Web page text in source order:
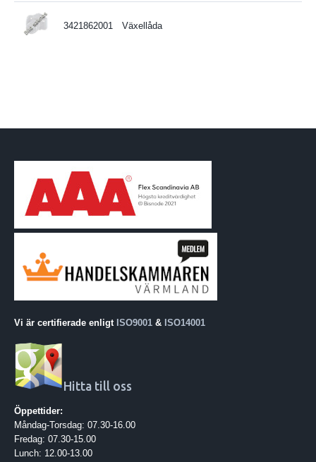
3421862001 Växellåda
Vi är certifierade enligt ISO9001 & ISO14001
Hitta till oss
Öppettider:
Måndag-Torsdag: 07.30-16.00
Fredag: 07.30-15.00
Lunch: 12.00-13.00